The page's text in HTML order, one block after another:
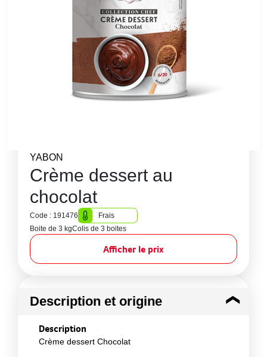
YABON
Crème dessert au
chocolat
Code : 191476
Frais
Boite de 3 kgColis de 3 boites
Afficher le prix
Description et origine
Description
Crème dessert Chocolat